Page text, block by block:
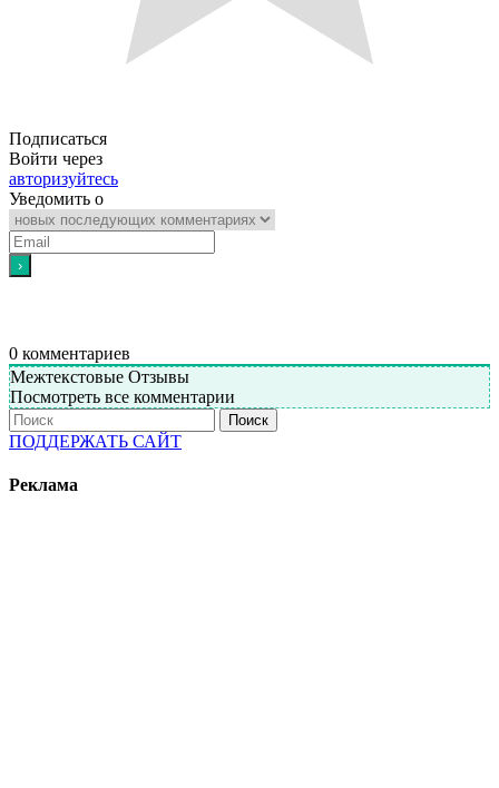
Подписаться
Войти через
авторизуйтесь
Уведомить о
0 комментариев
Межтекстовые Отзывы
Посмотреть все комментарии
Поиск
ПОДДЕРЖАТЬ САЙТ
Реклама